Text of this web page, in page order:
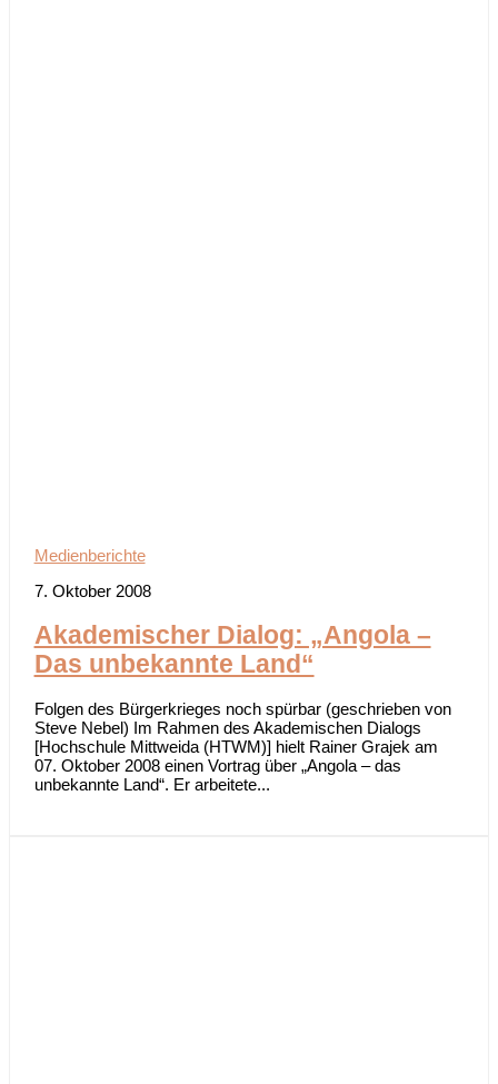
Medienberichte
7. Oktober 2008
Akademischer Dialog: „Angola –
Das unbekannte Land“
Folgen des Bürgerkrieges noch spürbar (geschrieben von
Steve Nebel) Im Rahmen des Akademischen Dialogs
[Hochschule Mittweida (HTWM)] hielt Rainer Grajek am
07. Oktober 2008 einen Vortrag über „Angola – das
unbekannte Land“. Er arbeitete...